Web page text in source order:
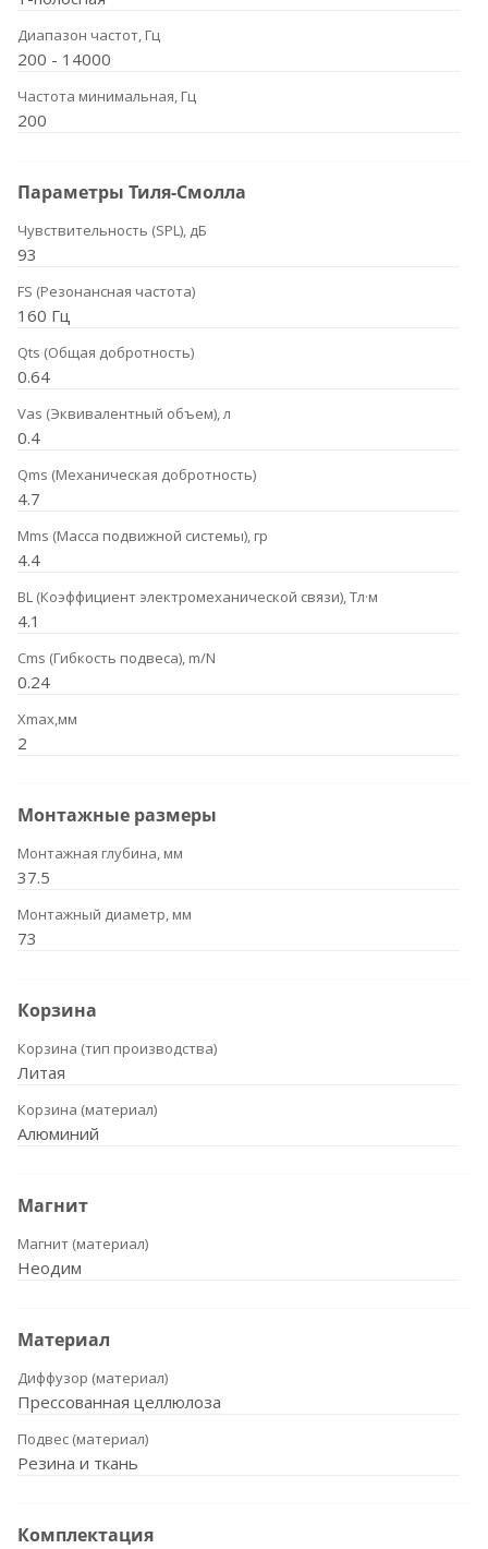
Диапазон частот, Гц
200 - 14000
Частота минимальная, Гц
200
Параметры Тиля-Смолла
Чувствительность (SPL), дБ
93
FS (Резонансная частота)
160 Гц
Qts (Общая добротность)
0.64
Vas (Эквивалентный объем), л
0.4
Qms (Механическая добротность)
4.7
Mms (Масса подвижной системы), гр
4.4
BL (Коэффициент электромеханической связи), Тл·м
4.1
Cms (Гибкость подвеса), m/N
0.24
Xmax,мм
2
Монтажные размеры
Монтажная глубина, мм
37.5
Монтажный диаметр, мм
73
Корзина
Корзина (тип производства)
Литая
Корзина (материал)
Алюминий
Магнит
Магнит (материал)
Неодим
Материал
Диффузор (материал)
Прессованная целлюлоза
Подвес (материал)
Резина и ткань
Комплектация